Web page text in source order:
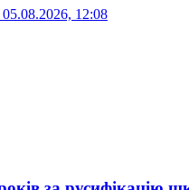
05.08.2026, 12:08